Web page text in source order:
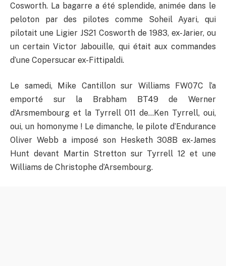
Cosworth. La bagarre a été splendide, animée dans le
peloton par des pilotes comme Soheil Ayari, qui
pilotait une Ligier JS21 Cosworth de 1983, ex-Jarier, ou
un certain Victor Jabouille, qui était aux commandes
d’une Copersucar ex-Fittipaldi.
Le samedi, Mike Cantillon sur Williams FW07C l’a
emporté sur la Brabham BT49 de Werner
d’Arsmembourg et la Tyrrell 011 de…Ken Tyrrell, oui,
oui, un homonyme ! Le dimanche, le pilote d’Endurance
Oliver Webb a imposé son Hesketh 308B ex-James
Hunt devant Martin Stretton sur Tyrrell 12 et une
Williams de Christophe d’Arsembourg.